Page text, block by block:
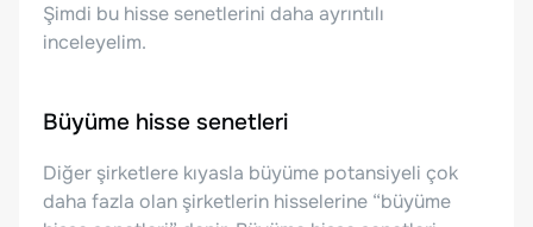
Şimdi bu hisse senetlerini daha ayrıntılı
inceleyelim.
Büyüme hisse senetleri
Diğer şirketlere kıyasla büyüme potansiyeli çok
daha fazla olan şirketlerin hisselerine “büyüme